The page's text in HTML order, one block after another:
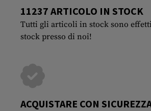
11237 ARTICOLO IN STOCK
Tutti gli articoli in stock sono
stock presso di noi!
ACQUISTARE CON